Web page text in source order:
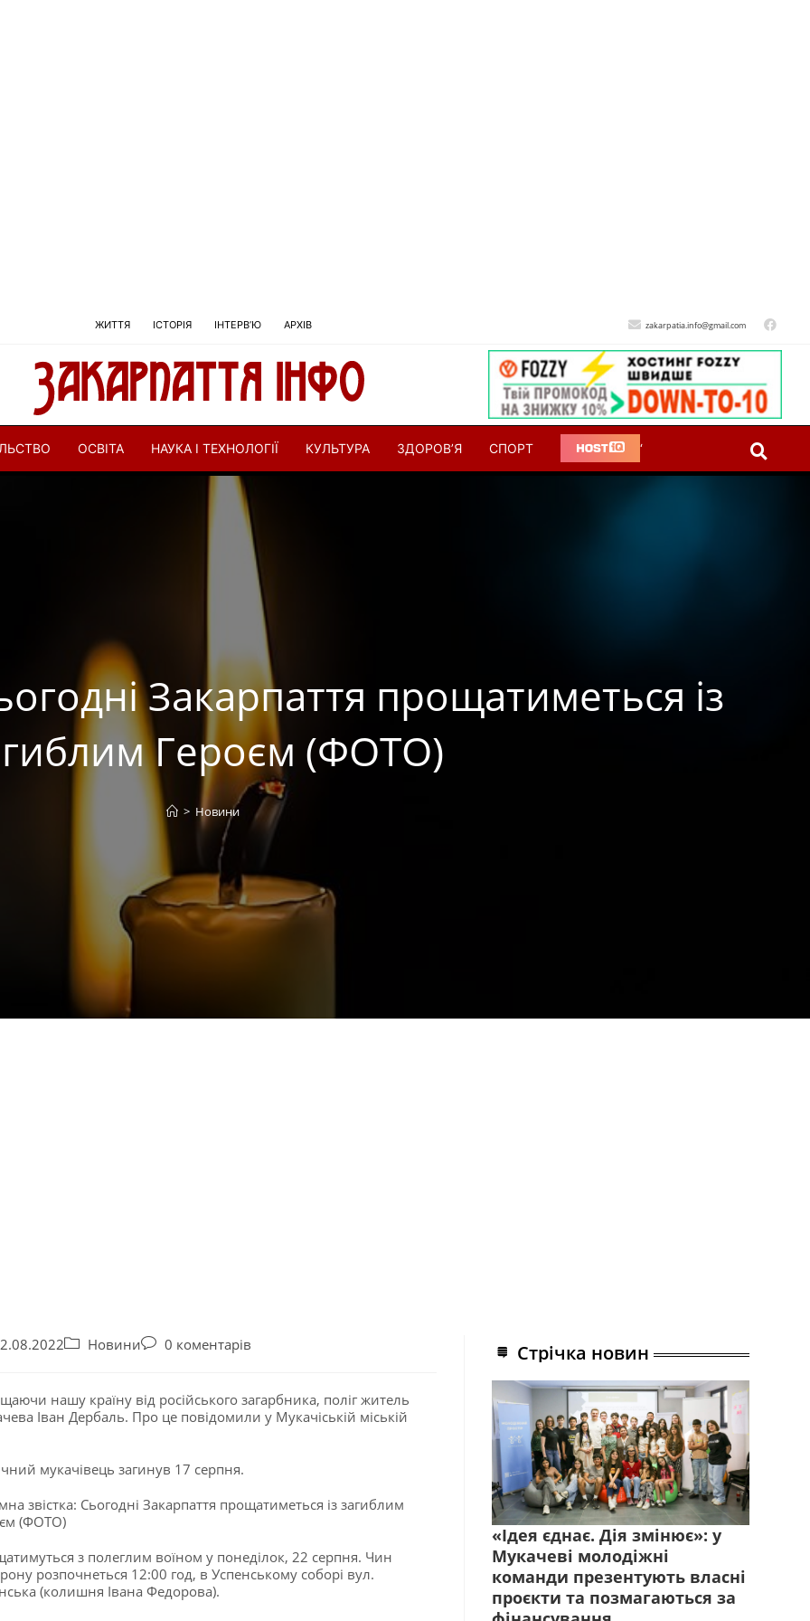
ЖИТТЯ ІСТОРІЯ ІНТЕРВ’Ю АРХІВ zakarpatia.info@gmail.com
ОСВІТА НАУКА І ТЕХНОЛОГІЇ КУЛЬТУРА ЗДОРОВ’Я СПОРТ ‘
Закарпаття прощатиметься із
Героєм (ФОТО)
> Новини
Новини 0 коментарів
нашу країну від російського загарбника, поліг житель
Іван Дербаль. Про це повідомили у Мукачіській міській
мукачівець загинув 17 серпня.
з полеглим воїном у понеділок, 22 серпня. Чин
розпочнеться 12:00 год, в Успенському соборі вул.
(колишня Івана Федорова).
Стрічка новин
«Ідея єднає. Дія змінює»: у
Мукачеві молодіжні
команди презентують власні
проєкти та позмагаються за